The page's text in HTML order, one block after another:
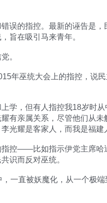
误的指控。最新的诬告是，
旨在吸引马来青年。
。
年巫统大会上的指控，说
学，但有人指控我18岁时从
有亲属关系，尽管他们从未
光耀是客家人，而我是福建
指控——比如指示伊党主席哈
识而反对巫统。
一直被妖魔化，从一个极